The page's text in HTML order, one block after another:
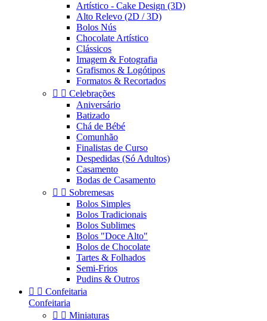
Artístico - Cake Design (3D)
Alto Relevo (2D / 3D)
Bolos Nús
Chocolate Artístico
Clássicos
Imagem & Fotografia
Grafismos & Logótipos
Formatos & Recortados
  Celebrações
Aniversário
Batizado
Chá de Bébé
Comunhão
Finalistas de Curso
Despedidas (Só Adultos)
Casamento
Bodas de Casamento
  Sobremesas
Bolos Simples
Bolos Tradicionais
Bolos Sublimes
Bolos "Doce Alto"
Bolos de Chocolate
Tartes & Folhados
Semi-Frios
Pudins & Outros
  Confeitaria
Confeitaria
  Miniaturas